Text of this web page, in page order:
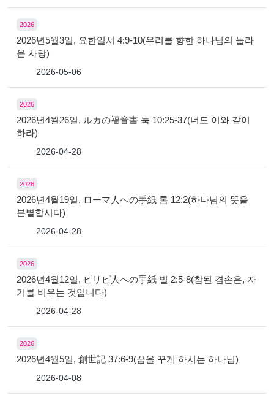
2026
2026년5월3일, 요한일서 4:9-10(우리를 향한 하나님의 놀라
운 사랑)
2026-05-06
2026
2026년4월26일, ルカの福音書 눅 10:25-37(너도 이와 같이
하라)
2026-04-28
2026
2026년4월19일, ローマ人への手紙 롬 12:2(하나님의 뜻을
분별합시다)
2026-04-28
2026
2026년4월12일, ピリピ人への手紙 빌 2:5-8(참된 겸손은, 자
기를 비우는 것입니다)
2026-04-28
2026
2026년4월5일, 創世記 37:6-9(꿈을 꾸게 하시는 하나님)
2026-04-08